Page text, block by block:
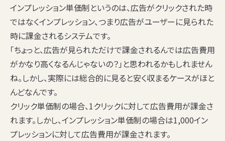
インプレッション単価制というのは、広告がクリックされた時
ではなくインプレッション、つまり広告がユーザーに見られた
時に課金されるシステムです。
「ちょっと、広告が見られただけで課金されるんでは広告費用
がかなり高くなるんじゃないの？」と思われるかもしれません
ね。しかし、実際には総合的に見ると安く収まるケースがほと
んどなんです。
クリック単価制の場合、1クリックに対して広告費用が課金さ
れます。しかし、インプレッション単価制の場合は1,000イン
プレッションに対して広告費用が課金されます。